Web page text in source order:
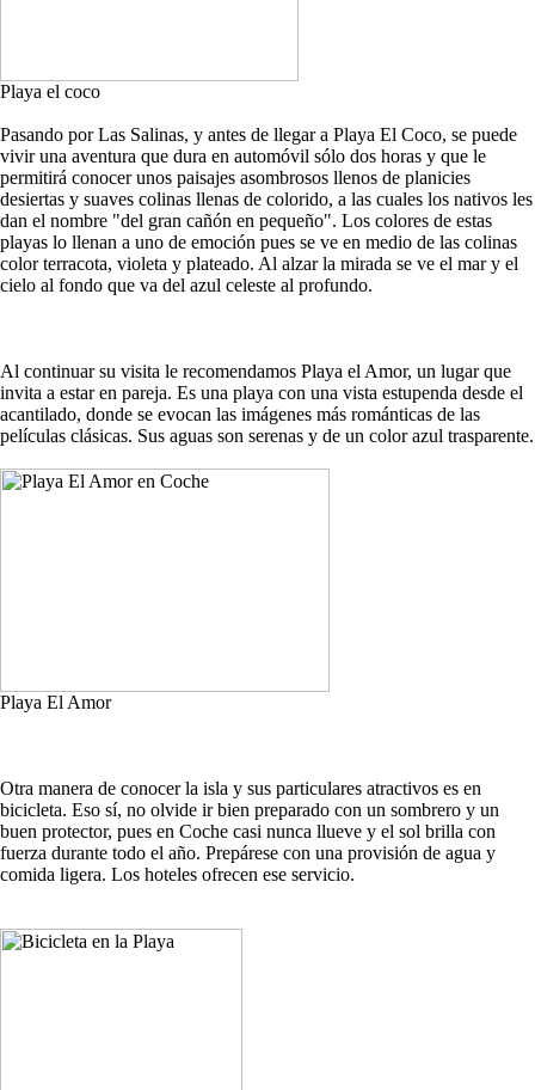
Playa el coco
Pasando por Las Salinas, y antes de llegar a Playa El Coco, se puede
vivir una aventura que dura en automóvil sólo dos horas y que le
permitirá conocer unos paisajes asombrosos llenos de planicies
desiertas y suaves colinas llenas de colorido, a las cuales los nativos les
dan el nombre "del gran cañón en pequeño". Los colores de estas
playas lo llenan a uno de emoción pues se ve en medio de las colinas
color terracota, violeta y plateado. Al alzar la mirada se ve el mar y el
cielo al fondo que va del azul celeste al profundo.
Al continuar su visita le recomendamos Playa el Amor, un lugar que
invita a estar en pareja. Es una playa con una vista estupenda desde el
acantilado, donde se evocan las imágenes más románticas de las
películas clásicas. Sus aguas son serenas y de un color azul trasparente.
Playa El Amor
Otra manera de conocer la isla y sus particulares atractivos es en
bicicleta. Eso sí, no olvide ir bien preparado con un sombrero y un
buen protector, pues en Coche casi nunca llueve y el sol brilla con
fuerza durante todo el año. Prepárese con una provisión de agua y
comida ligera. Los hoteles ofrecen ese servicio.